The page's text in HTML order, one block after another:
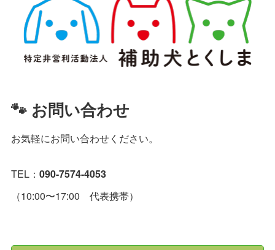
🐾 お問い合わせ
お気軽にお問い合わせください。
TEL：090-7574-4053
（10:00〜17:00 代表携帯）